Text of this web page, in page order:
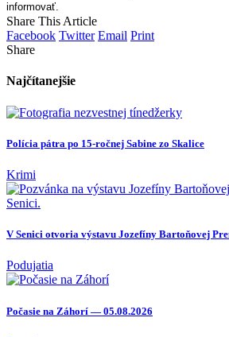
informovať.
Share This Article
Facebook Twitter Email Print
Share
Najčítanejšie
Polícia pátra po 15-ročnej Sabine zo Skalice
Krimi
V Senici otvoria výstavu Jozefíny Bartoňovej
Podujatia
Počasie na Záhorí — 05.08.2026